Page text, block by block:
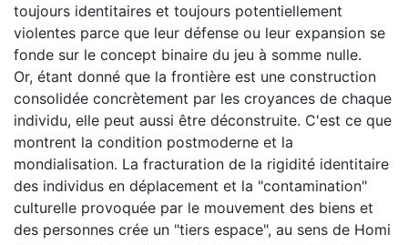
toujours identitaires et toujours potentiellement
violentes parce que leur défense ou leur expansion se
fonde sur le concept binaire du jeu à somme nulle.
Or, étant donné que la frontière est une construction
consolidée concrètement par les croyances de chaque
individu, elle peut aussi être déconstruite. C'est ce que
montrent la condition postmoderne et la
mondialisation. La fracturation de la rigidité identitaire
des individus en déplacement et la "contamination"
culturelle provoquée par le mouvement des biens et
des personnes crée un "tiers espace", au sens de Homi